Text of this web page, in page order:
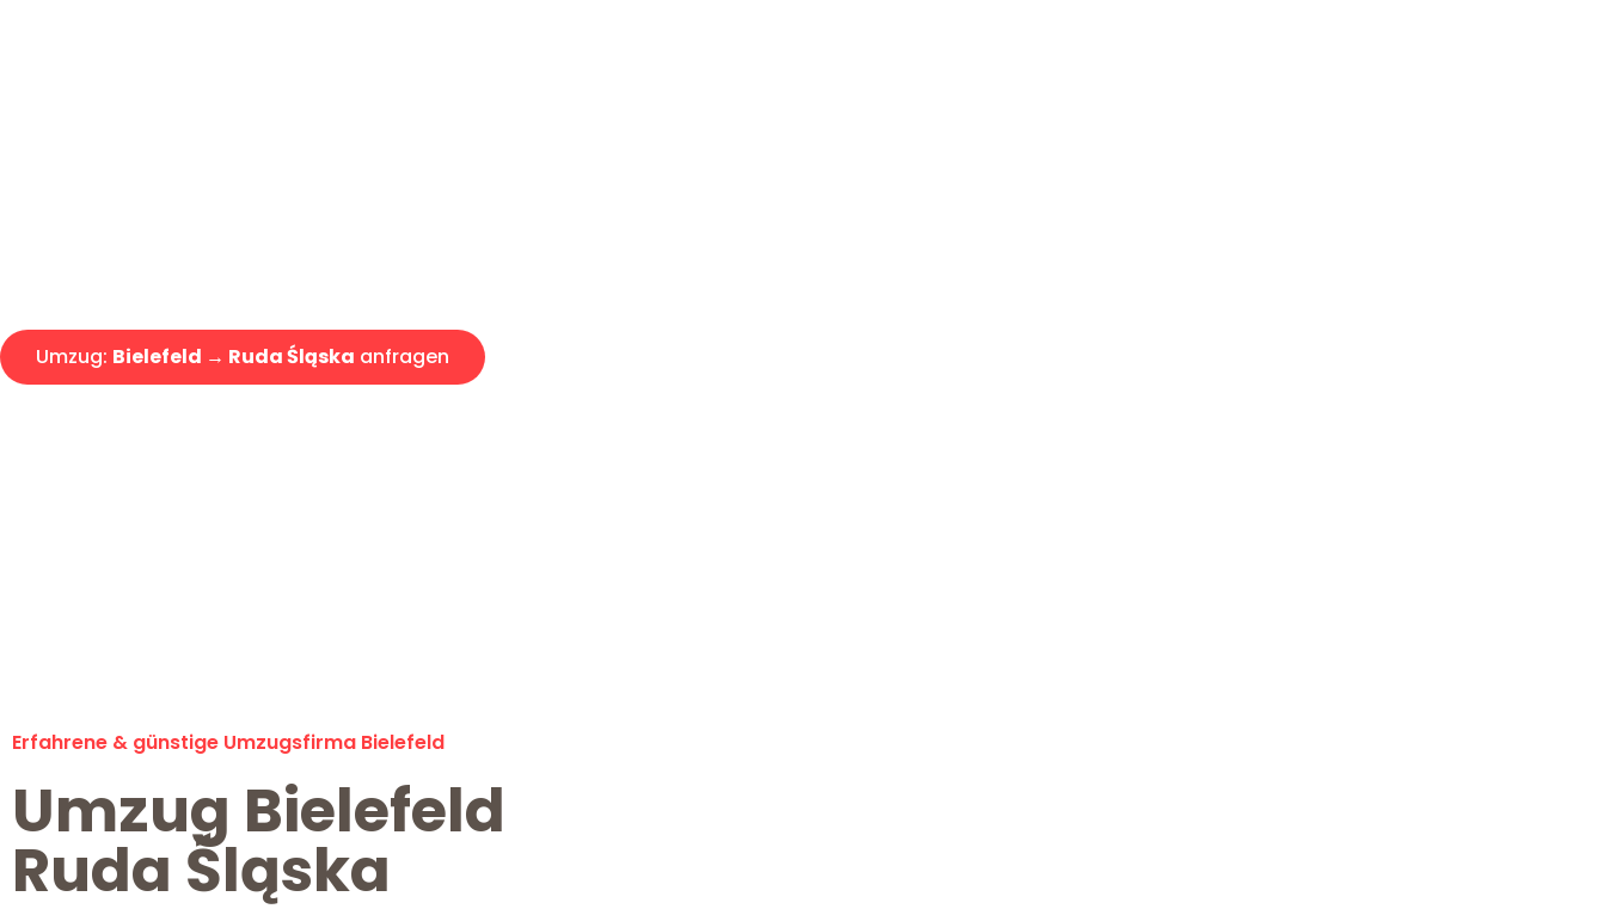
Umzug: Bielefeld → Ruda Śląska anfragen
Erfahrene & günstige Umzugsfirma Bielefeld
Umzug Bielefeld
Ruda Śląska